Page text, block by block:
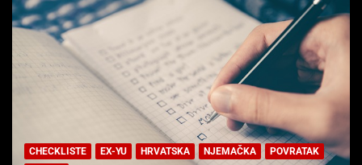
CHECKLISTE EX-YU HRVATSKA NJEMAČKA
POVRATAK